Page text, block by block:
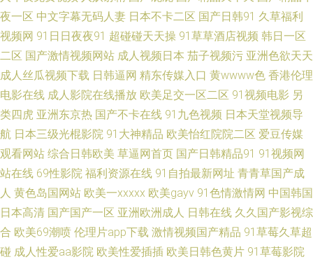
91男人影院 99热这 超碰爱福利 大香蕉AB片 黄色男女 久久综合伊人无码 自
成人导航 韩国成人无码 免费69AV 日本a级大片 少妇四虎一线天 午夜影院
960 91豆花在线 成人品人妻久久 国内久久 久久精品国产男包 欧美日韩中文
字幕 日韩精选av福利 午夜香焦剧场 影音先锋少妇熟女 91美女网站 99超碰色
色 成人操碰视频 日韩情爱网 午夜诱惑av 在线超碰人人 91蜜拍 岛国美女的a
片 国内最新肏屄精品 老司机能看的av 欧美豆花91 亚洲精品黄色网址 91免费
观看视频 俺去射丁香 东京热网址网站 欧日色网 香蕉视频下载 91碰在线视频
夜一区 中文字幕无码人妻 日本不卡二区 国产日韩91 久草福利
视频网 91日日夜夜91 超碰碰天天操 91草草酒店视频 韩日一区
二区 国产激情视频网站 成人视频日本 茄子视频污 亚洲色欲天天
成人丝瓜视频下载 日韩逼网 精东传媒入口 黄wwww色 香港伦理
电影在线 成人影院在线播放 欧美足交一区二区 91视频电影 另
类四虎 亚洲东京热 国产不卡在线 91九色视频 日本天堂视频导
航 日本三级光棍影院 91大神精品 欧美怡红院院二区 爱豆传媒
观看网站 综合日韩欧美 草逼网首页 国产日韩精品91 91视频网
站在线 69性影院 福利资源在线 91自拍最新网址 青青草国产成
人 黄色岛国网站 欧美一xxxxx 欧美gayv 91色情激情网 中国韩国
日本高清 国产国产一区 亚洲欧洲成人 日韩在线 久久国产影视综
合 欧美69潮喷 伦理片app下载 激情视频国产精品 91草莓久草超
碰 成人性爱aa影院 欧美性爱插插 欧美日韩色黄片 91草莓影院